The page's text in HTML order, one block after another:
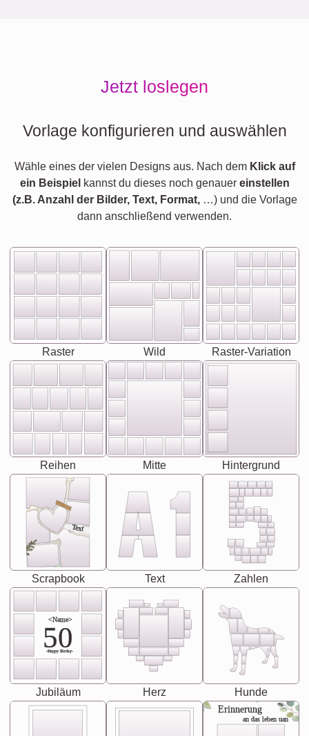
Jetzt loslegen
Vorlage konfigurieren und auswählen
Wähle eines der vielen Designs aus. Nach dem Klick auf
ein Beispiel kannst du dieses noch genauer einstellen
(z.B. Anzahl der Bilder, Text, Format,…) und die Vorlage
dann anschließend verwenden.
Raster Wild Raster-Variation
Reihen Mitte Hintergrund
Text
Scrapbook Text Zahlen
<Name>
50
-Happy Birday-
Jubiläum Herz Hunde
Erinnerung
an das leben uan